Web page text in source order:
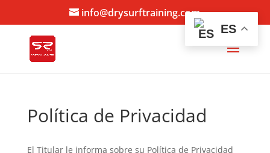
info@drysurftraining.com
Política de Privacidad
El Titular le informa sobre su Política de Privacidad
ES